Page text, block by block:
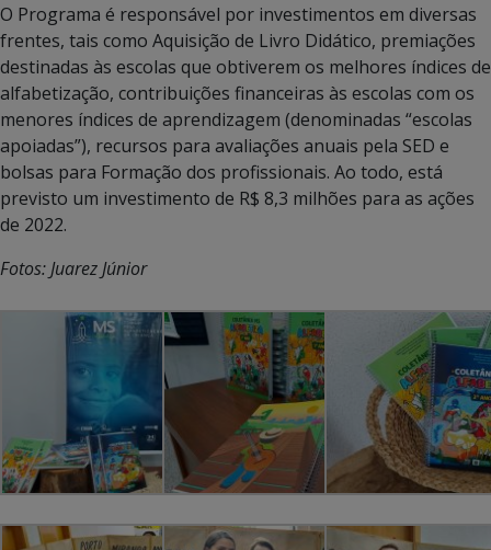
O Programa é responsável por investimentos em diversas
frentes, tais como Aquisição de Livro Didático, premiações
destinadas às escolas que obtiverem os melhores índices de
alfabetização, contribuições financeiras às escolas com os
menores índices de aprendizagem (denominadas “escolas
apoiadas”), recursos para avaliações anuais pela SED e
bolsas para Formação dos profissionais. Ao todo, está
previsto um investimento de R$ 8,3 milhões para as ações
de 2022.
Fotos: Juarez Júnior